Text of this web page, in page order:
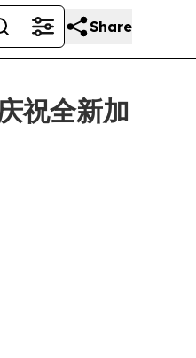
Share
祝全新加